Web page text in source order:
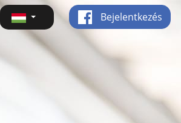
Bejelentkezés